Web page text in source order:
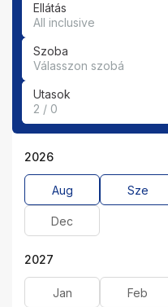
Ellátás
All inclusive
Szoba
Válasszon szobá
Utasok
2 / 0
2026
Aug Sze
Dec
2027
Jan Feb